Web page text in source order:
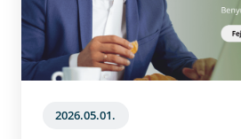
2026.05.01.